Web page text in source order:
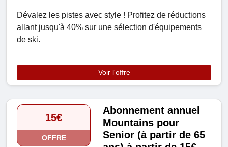
Dévalez les pistes avec style ! Profitez de réductions
allant jusqu'à 40% sur une sélection d'équipements
de ski.
Voir l'offre
15€
OFFRE
Abonnement annuel
Mountains pour
Senior (à partir de 65